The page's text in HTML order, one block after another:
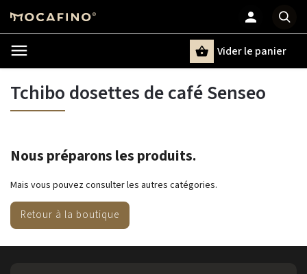
Chercher
Vider le panier
Tchibo dosettes de café Senseo
Nous préparons les produits.
Mais vous pouvez consulter les autres catégories.
Retour à la boutique